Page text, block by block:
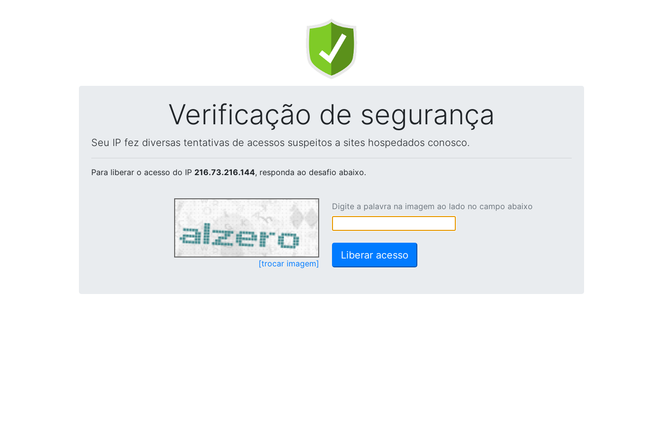
Verificação de segurança
Seu IP fez diversas tentativas de acessos suspeitos a sites hospedados conosco.
Para liberar o acesso do IP 216.73.216.144, responda ao desafio abaixo.
[trocar imagem]
Digite a palavra na imagem ao lado no campo abaixo